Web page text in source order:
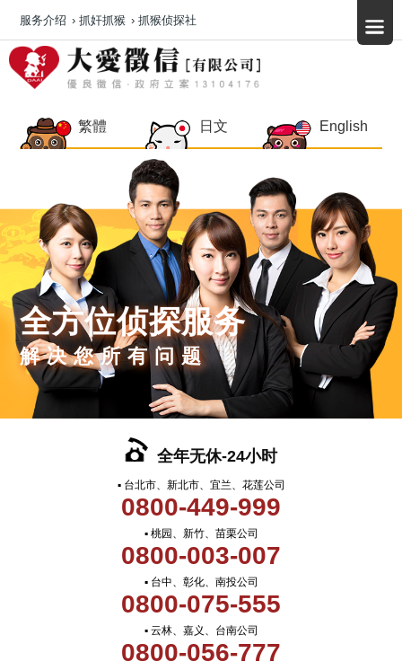
繁體 日文 English
全方位侦探服务
解决您所有问题
全年无休-24小时
▪ 台北市、新北市、宜兰、花莲公司
0800-449-999
▪ 桃园、新竹、苗栗公司
0800-003-007
▪ 台中、彰化、南投公司
0800-075-555
▪ 云林、嘉义、台南公司
0800-056-777
服务介绍 › 抓奸抓猴 › 抓猴侦探社